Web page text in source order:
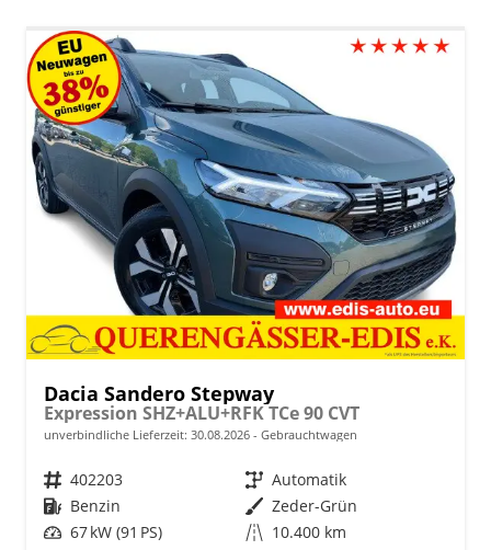
Dacia Sandero Stepway
Expression SHZ+ALU+RFK TCe 90 CVT
unverbindliche Lieferzeit: 30.08.2026 Gebrauchtwagen
Fahrzeugnr. 402203 Getriebe Automatik
Kraftstoff Benzin Außenfarbe Zeder-Grün
Leistung 67 kW (91 PS) Kilometerstand 10.400 km